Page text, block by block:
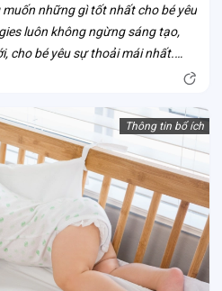
những gì tốt nhất cho bé yêu
luôn không ngừng sáng tạo,
cho bé yêu sự thoải mái nhất.
là một trong số đó. Đây là công
Thông tin bổ ích